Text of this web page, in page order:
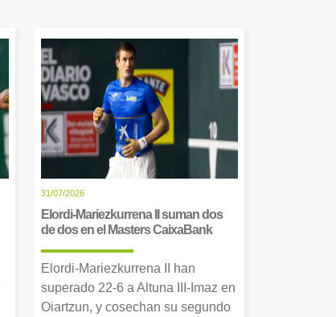
31/07/2026
Elordi-Mariezkurrena II suman dos
de dos en el Masters CaixaBank
Elordi-Mariezkurrena II han
superado 22-6 a Altuna III-Imaz en
Oiartzun, y cosechan su segundo